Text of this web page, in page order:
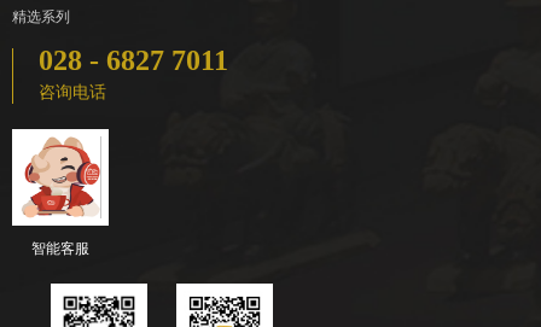
精选系列
028 - 6827 7011
咨询电话
智能客服